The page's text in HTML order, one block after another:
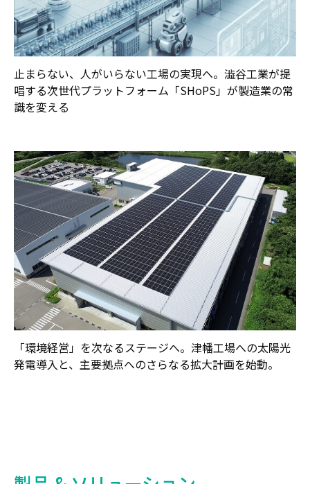
止まらない、人がいらない工場の実現へ。澁谷工業が提
唱する次世代プラットフォーム「SHoPS」が製造業の常
識を変える
「環境経営」を次なるステージへ。津幡工場への太陽光
発電導入と、主要拠点へのさらなる拡大計画を始動。